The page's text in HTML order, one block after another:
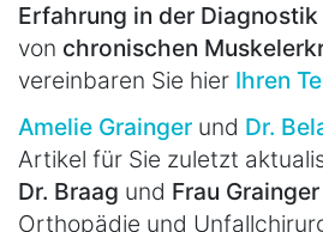
Erfahrung in der
von chronischen
vereinbaren Sie hier Ihren
Amelie Grainger und Dr.
Artikel für Sie zuletzt
Dr. Braag und Frau Grainger
Orthopädie und